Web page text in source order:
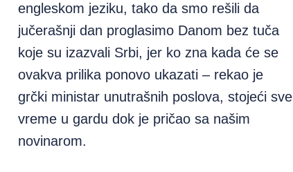
engleskom jeziku, tako da smo rešili da
jučerašnji dan proglasimo Danom bez tuča
koje su izazvali Srbi, jer ko zna kada će se
ovakva prilika ponovo ukazati – rekao je
grčki ministar unutrašnih poslova, stojeći sve
vreme u gardu dok je pričao sa našim
novinarom.